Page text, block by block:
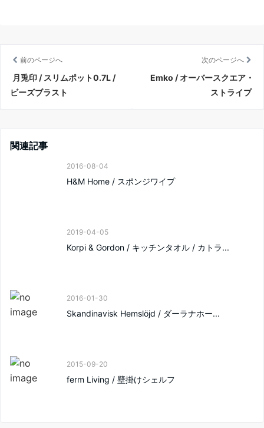
前のページへ
月兎印 / スリムポット0.7L /
ビーズブラスト
次のページへ
Emko / オーバースクエア・
ストライプ
関連記事
2016-08-04
H&M Home / スポンジワイプ
2019-04-05
Korpi & Gordon / キッチンタオル / カトラ...
2016-01-30
Skandinavisk Hemslöjd / ダーラナホー...
2015-09-20
ferm Living / 壁掛けシェルフ